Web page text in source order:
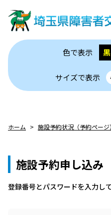
色で表示 黒
サイズで表示
ホーム 施設予約状況（予約ページ）
施設予約申し込み
登録番号とパスワードを⼊⼒し